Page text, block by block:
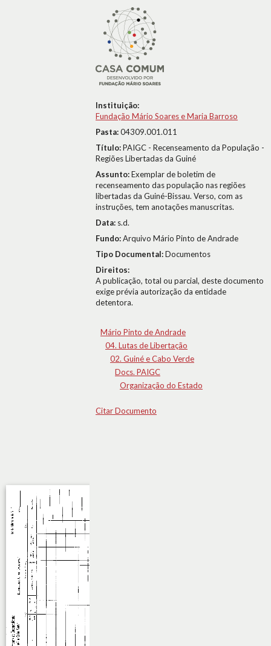
Instituição:
Fundação Mário Soares e Maria Barroso
Pasta:04309.001.011
Título:PAIGC - Recenseamento da População -
Regiões Libertadas da Guiné
Assunto:Exemplar de boletim de
recenseamento das população nas regiões
libertadas da Guiné-Bissau. Verso, com as
instruções, tem anotações manuscritas.
Data: s.d.
Fundo:Arquivo Mário Pinto de Andrade
Tipo Documental:Documentos
Direitos:
A publicação, total ou parcial, deste documento
exige prévia autorização da entidade
detentora.
Mário Pinto de Andrade
04. Lutas de Libertação
02. Guiné e Cabo Verde
Docs. PAIGC
Organização do Estado
Citar Documento